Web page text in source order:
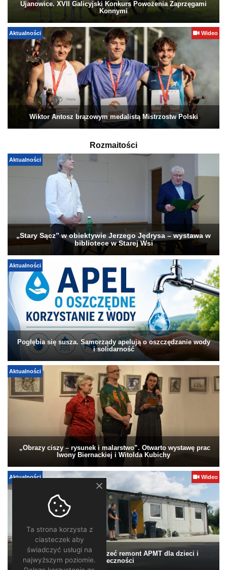
Ujanowice. XVII Galicyjski Konkurs Powożenia Zaprzęgami
Konnymi
Aktualności Wideo
Wiktor Antosz brązowym medalistą Mistrzostw Polski
Rozmaitości
Aktualności
„Stary Sącz” w obiektywie Jerzego Jędrysa – wystawa w
bibliotece w Starej Wsi
Aktualności
Pogłębia się susza. Samorządy apelują o oszczędzanie wody
i solidarność
Aktualności
„Obrazy ciszy – rysunek i malarstwo”. Otwarto wystawę prac
Iwony Biernackiej i Witolda Kubichy
Aktualności Wideo
Pomagamy. Warto wesprzeć remont APMT dla dzieci i
społeczności
Ta strona korzysta z
ciasteczek aby
świadczyć usługi na
najwyższym poziomie.